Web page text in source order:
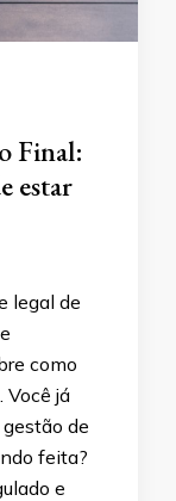
Final:
estar
legal de
como
Você já
de
feita?
e